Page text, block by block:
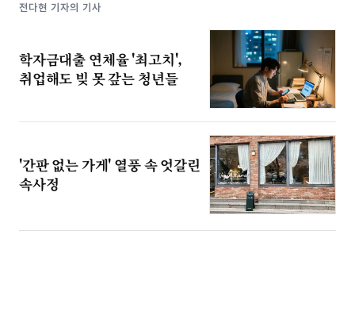
전다현 기자의 기사
학자금대출 연체율 '최고치',
취업해도 빚 못 갚는 청년들
'간판 없는 가게' 열풍 속 엇갈린
속사정